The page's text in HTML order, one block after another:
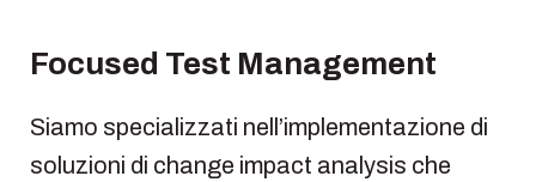
Focused Test Management
Siamo specializzati nell’implementazione di
soluzioni di change impact analysis che